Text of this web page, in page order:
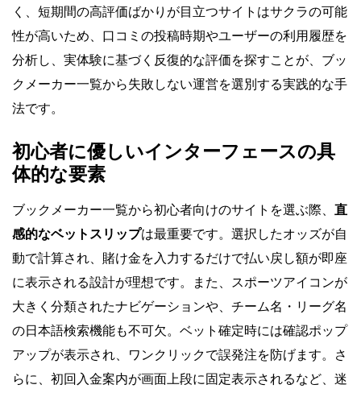
く、短期間の高評価ばかりが目立つサイトはサクラの可能
性が高いため、口コミの投稿時期やユーザーの利用履歴を
分析し、実体験に基づく反復的な評価を探すことが、ブッ
クメーカー一覧から失敗しない運営を選別する実践的な手
法です。
初心者に優しいインターフェースの具
体的な要素
ブックメーカー一覧から初心者向けのサイトを選ぶ際、 直
感的なベットスリップは最重要です。選択したオッズが自
動で計算され、賭け金を入力するだけで払い戻し額が即座
に表示される設計が理想です。また、スポーツアイコンが
大きく分類されたナビゲーションや、チーム名・リーグ名
の日本語検索機能も不可欠。ベット確定時には確認ポップ
アップが表示され、ワンクリックで誤発注を防げます。さ
らに、初回入金案内が画面上段に固定表示されるなど、迷